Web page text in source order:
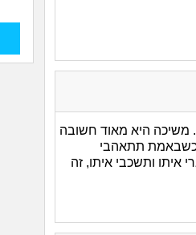
משיכה היא מאוד חשובה
כשבאמת תתאהבי
איתו ותשכבי איתו, זה